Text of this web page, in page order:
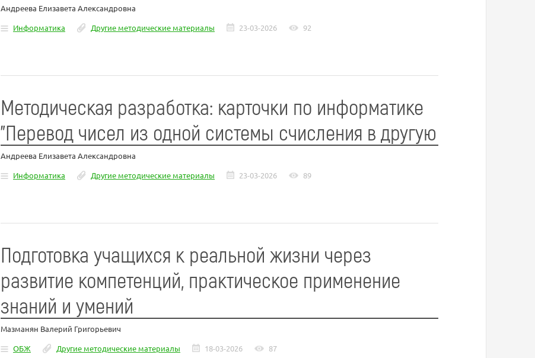
Андреева Елизавета Александровна
Информатика
Другие методические материалы 23-03-2026 92
Методическая разработка: карточки по информатике
"Перевод чисел из одной системы счисления в другую
Андреева Елизавета Александровна
Информатика
Другие методические материалы 23-03-2026 89
Подготовка учащихся к реальной жизни через
развитие компетенций, практическое применение
знаний и умений
Мазманян Валерий Григорьевич
ОБЖ
Другие методические материалы 18-03-2026 87